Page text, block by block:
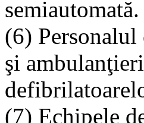
semiautomată.
(6)
şi
(7) Echipele